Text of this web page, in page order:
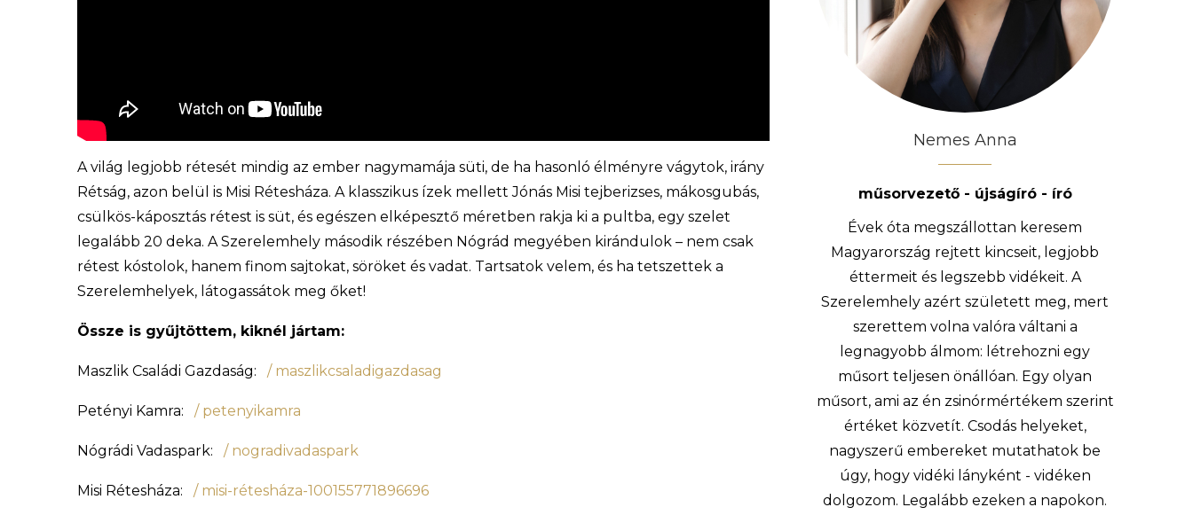
A világ legjobb rétesét mindig az ember nagymamája süti, de ha hasonló élményre vágytok, irány
Rétság, azon belül is Misi Rétesháza. A klasszikus ízek mellett Jónás Misi tejberizses, mákosgubás,
csülkös-káposztás rétest is süt, és egészen elképesztő méretben rakja ki a pultba, egy szelet
legalább 20 deka. A Szerelemhely második részében Nógrád megyében kirándulok – nem csak
rétest kóstolok, hanem finom sajtokat, söröket és vadat. Tartsatok velem, és ha tetszettek a
Szerelemhelyek, látogassátok meg őket!
Össze is gyűjtöttem, kiknél jártam:
Maszlik Családi Gazdaság: / maszlikcsaladigazdasag
Petényi Kamra: / petenyikamra
Nógrádi Vadaspark: / nogradivadaspark
Misi Rétesháza: / misi-rétesháza-100155771896696
Nemes Anna
műsorvezető - újságíró - író
Évek óta megszállottan keresem
Magyarország rejtett kincseit, legjobb
éttermeit és legszebb vidékeit. A
Szerelemhely azért született meg, mert
szerettem volna valóra váltani a
legnagyobb álmom: létrehozni egy
műsort teljesen önállóan. Egy olyan
műsort, ami az én zsinórmértékem szerint
értéket közvetít. Csodás helyeket,
nagyszerű embereket mutathatok be
úgy, hogy vidéki lányként - vidéken
dolgozom. Legalább ezeken a napokon.